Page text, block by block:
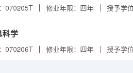
070205T 修业年限：四年 授予学
科学
070206T 修业年限：四年 授予学